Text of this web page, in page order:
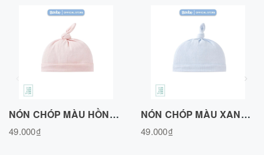
NÓN CHÓP MÀU HỒNG, VẢI COTTON AIR N020726PN
49.000₫
NÓN CHÓP MÀU XANH BIỂN, VẢI COTTON AIR N020726BLUE
49.000₫